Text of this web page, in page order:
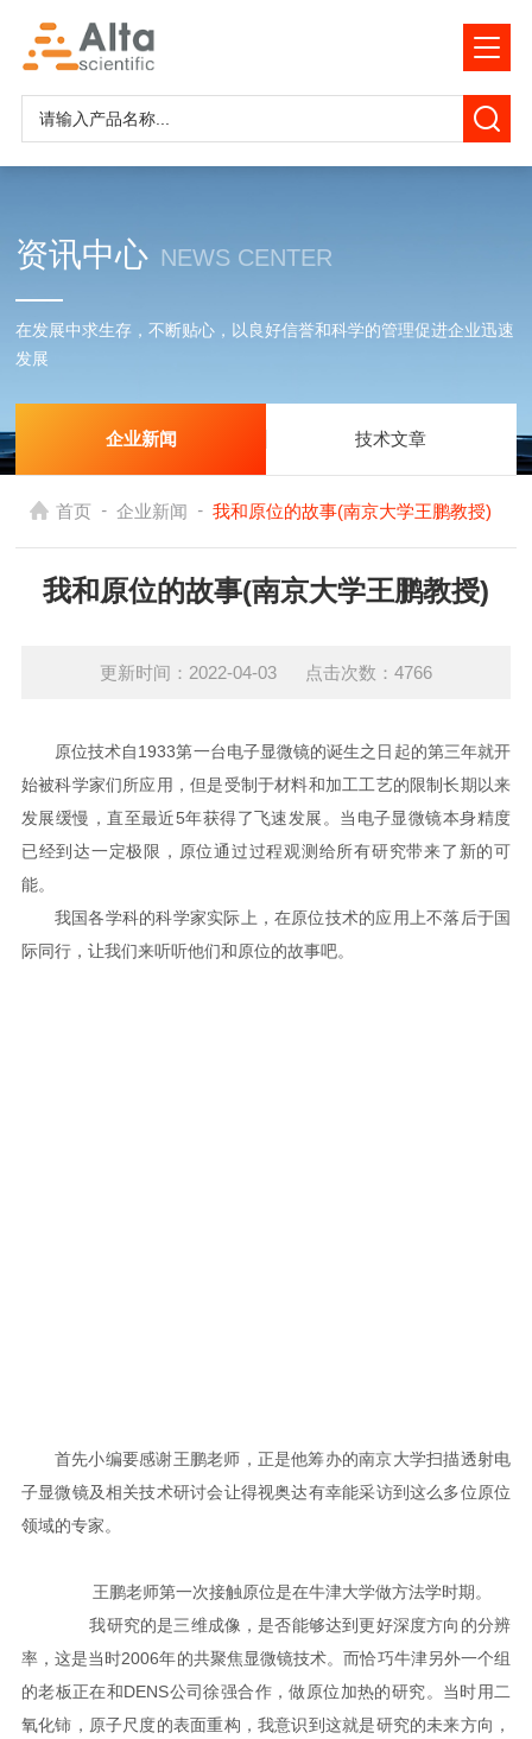
资讯中心 NEWS CENTER
在发展中求生存，不断贴心，以良好信誉和科学的管理促进企业迅速
发展
企业新闻 技术文章
首页 - 企业新闻 - 我和原位的故事(南京大学王鹏教授)
我和原位的故事(南京大学王鹏教授)
更新时间：2022-04-03 点击次数：4766
原位技术自1933第一台电子显微镜的诞生之日起的第三年就开
始被科学家们所应用，但是受制于材料和加工工艺的限制长期以来
发展缓慢，直至最近5年获得了飞速发展。当电子显微镜本身精度
已经到达一定极限，原位通过过程观测给所有研究带来了新的可
能。
我国各学科的科学家实际上，在原位技术的应用上不落后于国
际同行，让我们来听听他们和原位的故事吧。
首先小编要感谢王鹏老师，正是他筹办的南京大学扫描透射电
子显微镜及相关技术研讨会让得视奥达有幸能采访到这么多位原位
领域的专家。
王鹏老师第一次接触原位是在牛津大学做方法学时期。
我研究的是三维成像，是否能够达到更好深度方向的分辨
率，这是当时2006年的共聚焦显微镜技术。而恰巧牛津另外一个组
的老板正在和DENS公司徐强合作，做原位加热的研究。当时用二
氧化铈，原子尺度的表面重构，我意识到这就是研究的未来方向，